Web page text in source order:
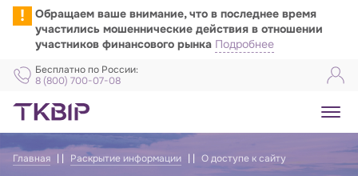
!
Обращаем ваше внимание, что в последнее время
участились мошеннические действия в отношении
участников финансового рынка Подробнее
Бесплатно по России:
8 (800) 700-07-08
Главная Раскрытие информации О доступе к сайту